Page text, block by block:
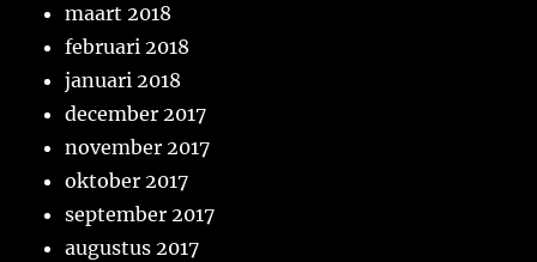
maart 2018
februari 2018
januari 2018
december 2017
november 2017
oktober 2017
september 2017
augustus 2017